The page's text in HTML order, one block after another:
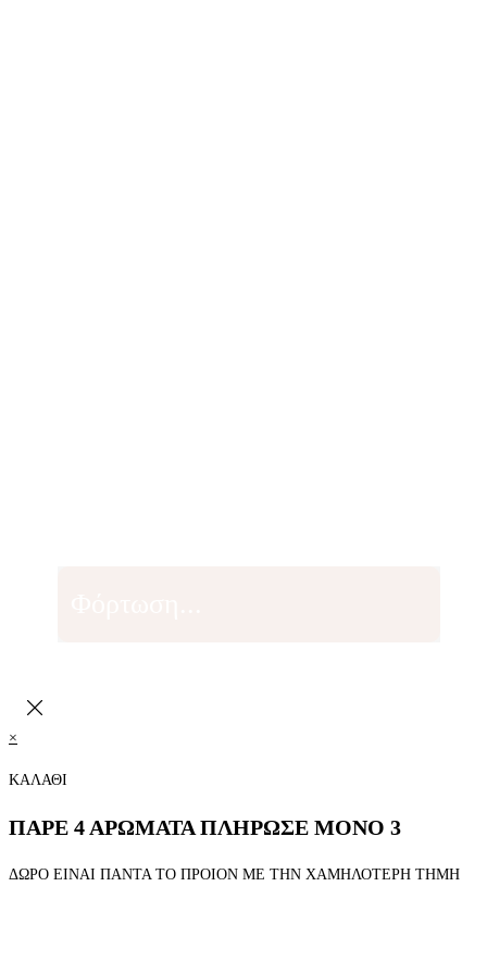
×
ΚΑΛΑΘΙ
ΠΑΡΕ 4 ΑΡΩΜΑΤΑ ΠΛΗΡΩΣΕ ΜΟΝΟ 3
ΔΩΡΟ ΕΙΝΑΙ ΠΑΝΤΑ ΤΟ ΠΡΟΙΟΝ ΜΕ ΤΗΝ ΧΑΜΗΛΟΤΕΡΗ ΤΗΜΗ